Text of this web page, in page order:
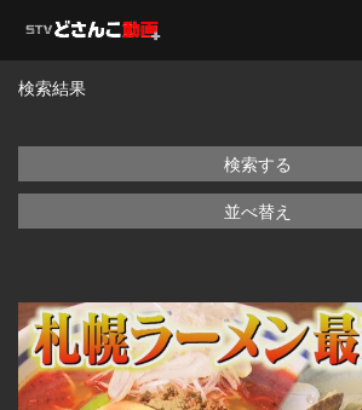
検索結果
検索する
並べ替え